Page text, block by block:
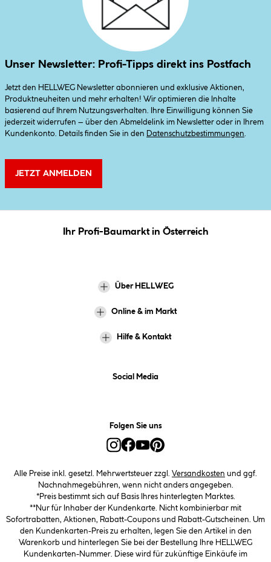
Unser Newsletter: Profi-Tipps direkt ins Postfach
Jetzt den HELLWEG Newsletter abonnieren und exklusive Aktionen,
Produktneuheiten und mehr erhalten! Wir optimieren die Inhalte
basierend auf Ihrem Nutzungsverhalten. Ihre Einwilligung können Sie
jederzeit widerrufen – über den Abmeldelink im Newsletter oder in Ihrem
Kundenkonto. Details finden Sie in den
Datenschutzbestimmungen
JETZT ANMELDEN
Ihr Profi-Baumarkt in Österreich
Über HELLWEG
Online & im Markt
Hilfe & Kontakt
Social Media
Folgen Sie uns
Alle Preise inkl. gesetzl. Mehrwertsteuer zzgl. Versandkosten und ggf.
Nachnahmegebühren, wenn nicht anders angegeben.
*Preis bestimmt sich auf Basis Ihres hinterlegten Marktes.
**Nur für Inhaber der Kundenkarte. Nicht kombinierbar mit
Sofortrabatten, Aktionen, Rabatt-Coupons und Rabatt-Gutscheinen. Um
den Kundenkarten-Preis zu erhalten, legen Sie den Artikel in den
Warenkorb und hinterlegen Sie bei der Bestellung Ihre HELLWEG
Kundenkarten-Nummer. Diese wird für zukünftige Einkäufe im